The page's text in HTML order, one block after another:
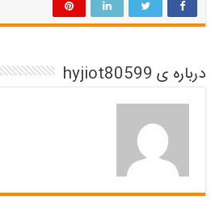
درباره ی hyjiot80599